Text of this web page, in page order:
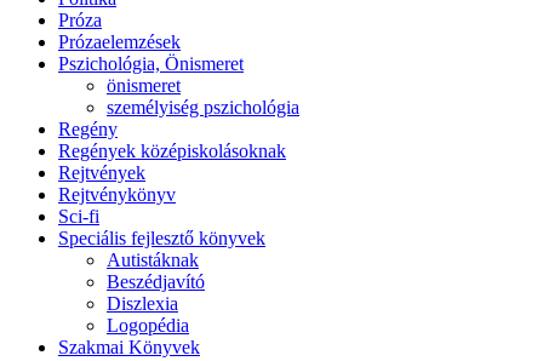
Próza
Prózaelemzések
Pszichológia, Önismeret
önismeret
személyiség pszichológia
Regény
Regények középiskolásoknak
Rejtvények
Rejtvénykönyv
Sci-fi
Speciális fejlesztő könyvek
Autistáknak
Beszédjavító
Diszlexia
Logopédia
Szakmai Könyvek